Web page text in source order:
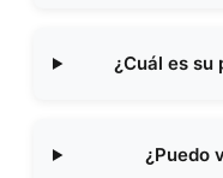
¿Cuál es
¿Puedo